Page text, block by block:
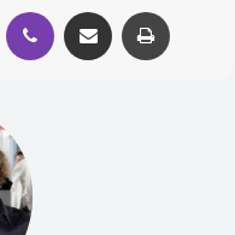
Telegram Viber Compartilhar via e-mail